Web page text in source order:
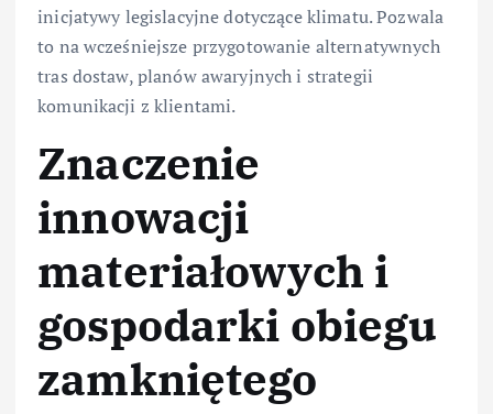
inicjatywy legislacyjne dotyczące klimatu. Pozwala
to na wcześniejsze przygotowanie alternatywnych
tras dostaw, planów awaryjnych i strategii
komunikacji z klientami.
Znaczenie
innowacji
materiałowych i
gospodarki obiegu
zamkniętego